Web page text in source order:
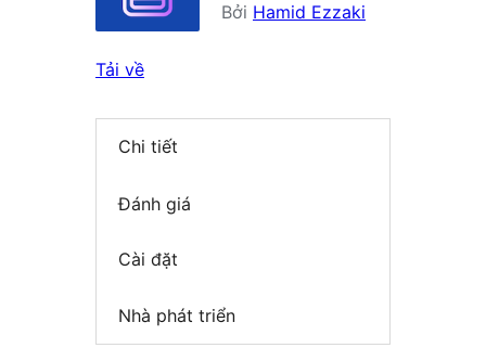
Bởi Hamid Ezzaki
Tải về
Chi tiết
Đánh giá
Cài đặt
Nhà phát triển